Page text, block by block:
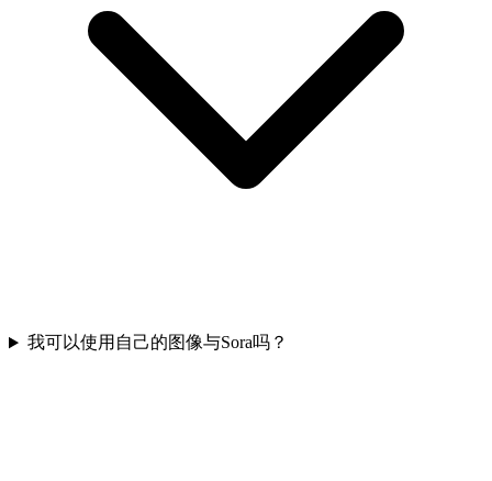
我可以使用自己的图像与Sora吗？